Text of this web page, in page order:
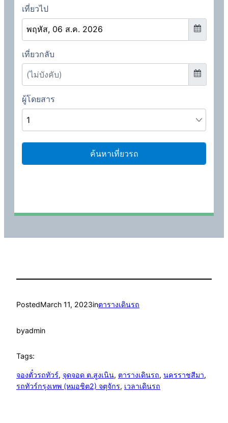
PostedMarch 11, 2023inตารางเดินรถ
byadmin
Tags:
จองตั๋วรถทัวร์, จุดจอด ต.สูงเนิน, ตารางเดินรถ, นครราชสีมา
รถทัวร์กรุงเทพ (หมอชิต2) จตุจักร, เวลาเดินรถ